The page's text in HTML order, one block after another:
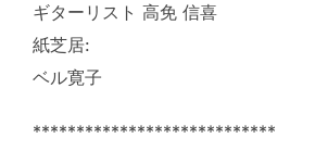
ギターリスト 高免 信喜
紙芝居:
ベル寛子
****************************